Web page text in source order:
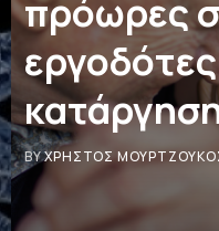
Η Νίκη
το Βίτσι
BYE-ENIMEROSI 7